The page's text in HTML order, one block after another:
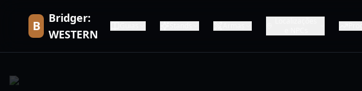
B
Bridger:
WESTERN